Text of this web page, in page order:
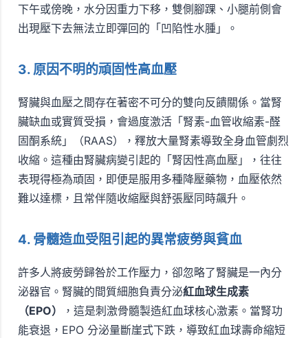
下午或傍晚，水分因重力下移，雙側腳踝、小腿前側會
出現壓下去無法立即彈回的「凹陷性水腫」。
3. 原因不明的頑固性高血壓
腎臟與血壓之間存在著密不可分的雙向反饋關係。當腎
臟缺血或實質受損，會過度激活「腎素-血管收縮素-醛
固酮系統」（RAAS），釋放大量腎素導致全身血管劇烈
收縮。這種由腎臟病變引起的「腎因性高血壓」，往往
表現得極為頑固，即便是服用多種降壓藥物，血壓依然
難以達標，且常伴隨收縮壓與舒張壓同時飆升。
4. 骨髓造血受阻引起的異常疲勞與貧血
許多人將疲勞歸咎於工作壓力，卻忽略了腎臟是一內分
泌器官。腎臟的間質細胞負責分泌紅血球生成素
（EPO）
，這是刺激骨髓製造紅血球核心激素。當腎功
能衰退，EPO 分泌量斷崖式下跌，導致紅血球壽命縮短